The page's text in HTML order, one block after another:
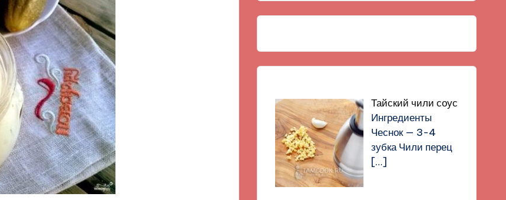
Тайский чили соус
Ингредиенты
Чеснок — 3-4
зубка Чили перец
[…]